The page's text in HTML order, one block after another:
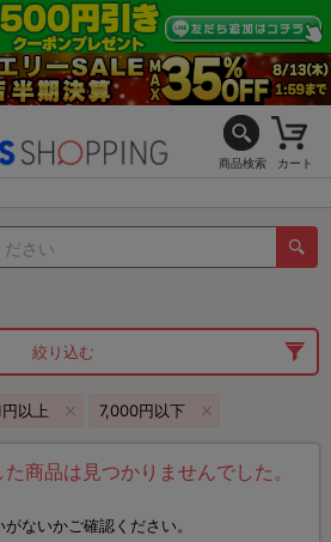
商品検索 カート
絞り込む
以上 7,000円以下
商品は見つかりませんでした。
ないかご確認ください。